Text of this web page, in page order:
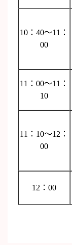
10：40～11：
00
11：00～11：
10
11：10～12：
00
12：00